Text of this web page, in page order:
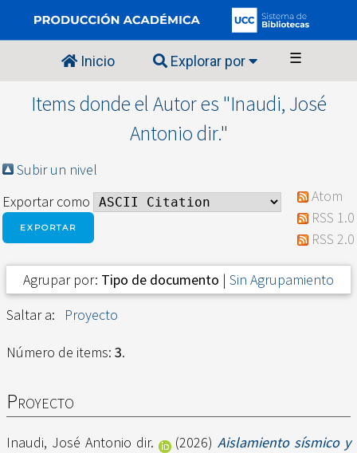
Inicio Explorar por ☰
Items donde el Autor es "Inaudi, José
Antonio dir."
Subir un nivel
Exportar como
Atom
RSS 1.0
RSS 2.0
Agrupar por: Tipo de documento | Sin Agrupamiento
Saltar a:
Proyecto
Número de items: 3.
Proyecto
Inaudi, José Antonio dir. (2026)Aislamiento sísmico y